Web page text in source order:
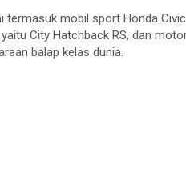
mobil sport Honda
City Hatchback RS, dan
balap kelas dunia.